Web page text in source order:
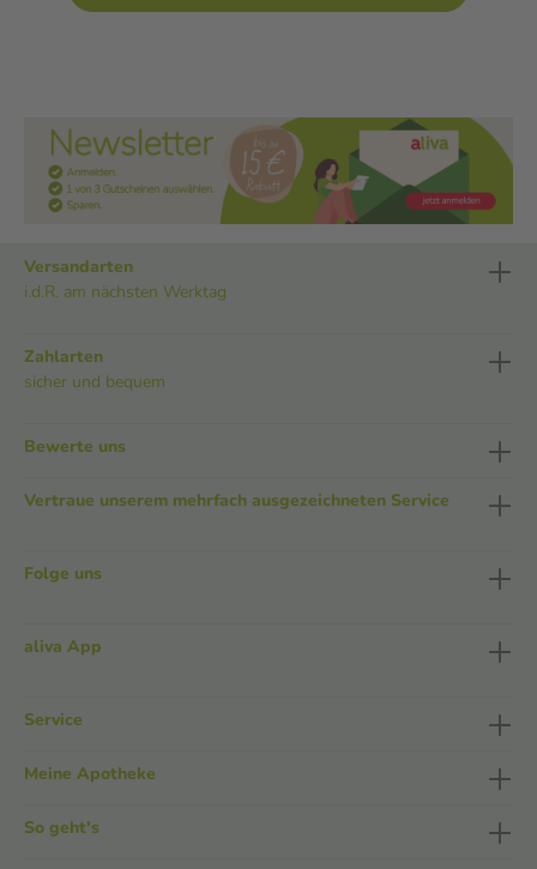
Versandarten
i.d.R. am nächsten Werktag
Zahlarten
sicher und bequem
Bewerte uns
Vertraue unserem mehrfach ausgezeichneten Service
Folge uns
aliva App
Service
Meine Apotheke
So geht's